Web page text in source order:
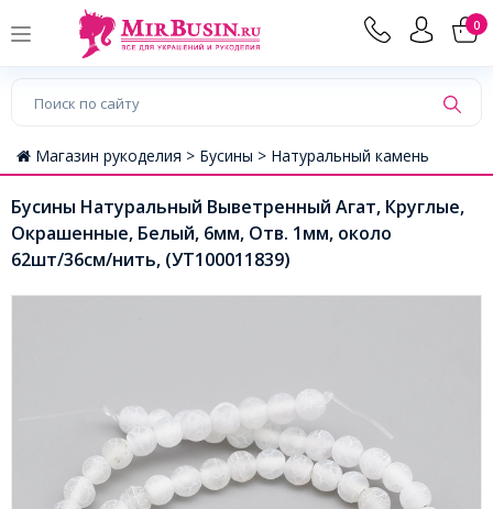
0
Магазин рукоделия > Бусины > Натуральный камень
Бусины Натуральный Выветренный Агат, Круглые,
Окрашенные, Белый, 6мм, Отв. 1мм, около
62шт/36см/нить, (УТ100011839)